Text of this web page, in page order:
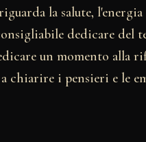
la salute,
dedicare del
un momento alla
chiarire i pensieri e le